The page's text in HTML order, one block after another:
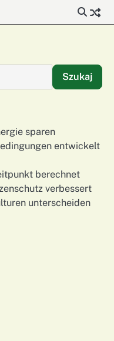
Szukaj
sparen
entwickelt
berechnet
verbessert
unterscheiden